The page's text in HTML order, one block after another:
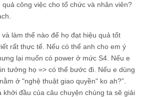
công việc cho tổ chức và nhân viên?
làm thế nào để họ đạt hiệu quả tốt
rất thực tế. Nếu có thể anh cho em ý
lại muốn có power ở mức S4. Nếu e
tưởng họ => có thể bước đi. Nếu e dùng
ở "nghệ thuật giao quyền" ko ah?”.
đầu của câu chuyện chúng ta sẽ giải